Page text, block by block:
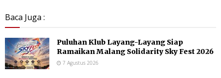
Baca Juga :
Puluhan Klub Layang-Layang Siap
Ramaikan Malang Solidarity Sky Fest 2026
7 Agustus 2026